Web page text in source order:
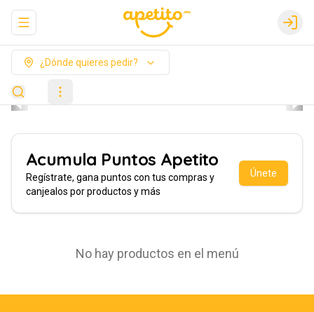
Abrir menu de navegación Login
¿Dónde quieres pedir?
Acumula Puntos Apetito
Regístrate, gana puntos con tus compras y
canjealos por productos y más
Únete
No hay productos en el menú